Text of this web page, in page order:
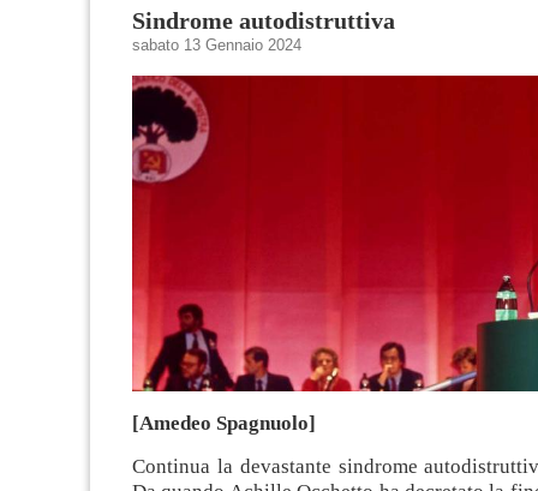
Sindrome autodistruttiva
sabato 13 Gennaio 2024
[Amedeo Spagnuolo]
Continua la devastante sindrome